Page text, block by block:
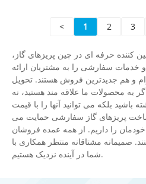
< 1 2 3
کننده حرفه ای در چین پریزهای گاز،
خدمات سفارشی را به مشتریان ارائه
و هم جدیدترین فروش هستند. تحویل
محصولات ما علاقه مند هستید، نه
باشید بلکه می توانید آنها را با قیمت
ساخت پریزهای گاز سفارشی حمایت می
خودمان را داریم. از همه عمده فروشان
صمیمانه مشتاقانه منتظر همکاری با
شما در آینده نزدیک هستیم.